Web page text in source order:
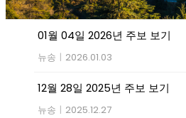
01월 04일 2026년 주보 보기
뉴송 | 2026.01.03
12월 28일 2025년 주보 보기
뉴송 | 2025.12.27